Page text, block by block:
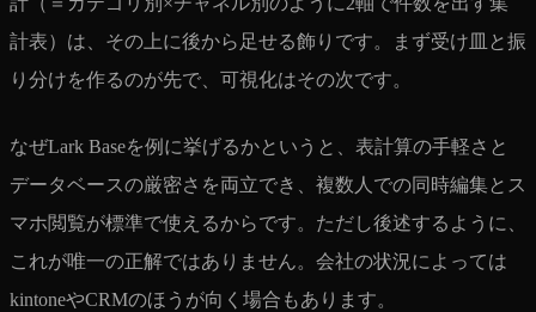
計表）は、その上に後から足せる飾りです。まず受け皿と振
り分けを作るのが先で、可視化はその次です。
なぜLark Baseを例に挙げるかというと、表計算の手軽さと
データベースの厳密さを両立でき、複数人での同時編集とス
マホ閲覧が標準で使えるからです。ただし後述するように、
これが唯一の正解ではありません。会社の状況によっては
kintoneやCRMのほうが向く場合もあります。